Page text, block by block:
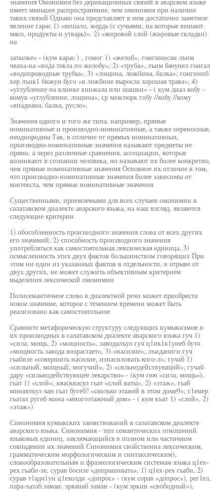
имеет меньшее распространение, чем омонимия при наличии
таких связей Однако она представляет в нем достаточно заметное
явление гарас 1) «вешало, жердь (с сучьями, на которые вешают
мясо, продукты и утварь)», 2) «жировой слой (жировые складки)
на
затылке» - (кум карас ) , гомог 1) «желоб», гонгинисан лъим
чваха-на «вода текла по желобу», 2) «труба», лъим бачунел гонгал
«водопроводные трубы», 3) «лощина, ложбина, балка», гонгиниб
хер лъик1 бижун буго «в ложбине выросла хорошая трава», 4)
«углубление на клинке кинжала или шашки» - ( кум диал кобу -
комук «углубление, лощина», ср межтюрк гобу //кобу //кому
«впадиана, балка, русло»,
Значения одного и того же типа, например, прямые
номинативные и производно-номинативные, а также переносные,
неоднородны Так, в отличие от прямых номинативных,
производно-номинативные значения называют предметы не
прямо, а через различные сравнения, ассоциации, которые
возникают в сознании человека, но называют их более конкретно,
чем прямые номинативные значения Основное их отличие в том,
что производно-номинативные значения более зависимы от
контекста, чем прямые номинативные значения
Существенными, приемлемыми для всех случаев омонимии в
салатавском диалекте аварского языка, на наш взгляд, являются
следующие критерии
1) обособленность производного значения слова от всех других
его значений, 2) способность производного значения
употребляться как самостоятельная лексическая единица, 3)
осмысленность этих двух фактов большинством говорящих При
этом ни один из указанных фактов в отдельности, в отрыве от
двух других, не может служить объективным критерием
выделения лексической омонимии
Полисемантичное слово в диалектной речи может приобрести
новое значение, которое с течением времени может быть
реализовано как самостоятельное
Сравните метафорическую структуру следующих кумыкизмов и
их производных в салатавском диалекте аварского языка гуч 1)
«сила, мощь, 2) «мощность», заводалъул гуч ц1ик1к1унеб буто
«мощность завода возрастает», 3) «насилие», лъиданиги гуч
гьабизе «совершить насилие, изнасиловать кого-л», гучаб 1)
«сильный, мощный, могучий», 2) «сильнодействующий», гучаб
дару «сильнодействующее лекарство» - (кум гюч «сила, мощь»),
гьат 1) «слой», квасквасул гьат «слой ваты», 2) «этаж», гьаб
минаялъул чан гьат бугеб? «сколько этажей в этом доме9», г1емер
гьатал ругеб мина «многоэтажный дом» - ( кум къат 1) «слой», 2)
«этаж»)
Синонимия кумыкских заимствований в салатавском диалекте
аварского языка. Синонимия - тип семантических отношений
языковых единиц, заключающийся в полном или частичном
совпадении их значений Синонимия свойственна лексическим,
грамматическим морфологическим и синтаксическим),
словообразовательным и фразеологическим системам языка ц1ех-
рех гьаби-зе, сурав босизе «допрашивать», 1) ц1ех-рех гьаби, 2)
сурав т1адч1ун ц1ехолди «допрос» - (кум сорав «допрос»), рег1ел,
пара-хатаб заман, эрканаб заман - (кум эркин «свободный»),